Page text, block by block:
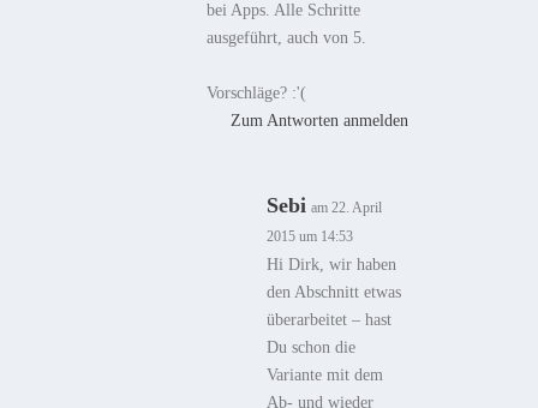
bei Apps. Alle Schritte
ausgeführt, auch von 5.
Vorschläge? :'(
Zum Antworten anmelden
Sebi am 22. April
2015 um 14:53
Hi Dirk, wir haben
den Abschnitt etwas
überarbeitet – hast
Du schon die
Variante mit dem
Ab- und wieder